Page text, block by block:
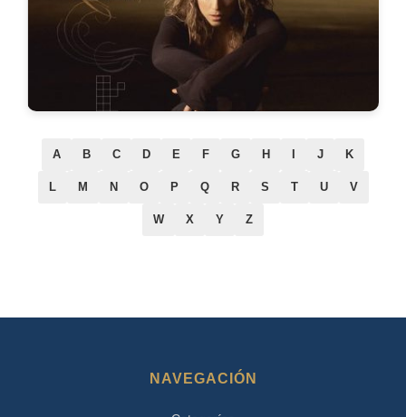
A B C D E F G H J K
L M N O P Q R S T U V
W X Y Z
NAVEGACIÓN